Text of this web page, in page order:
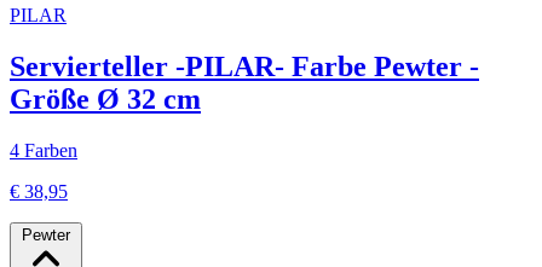
PILAR
Servierteller -PILAR- Farbe Pewter -
Größe Ø 32 cm
4 Farben
€ 38,95
Pewter